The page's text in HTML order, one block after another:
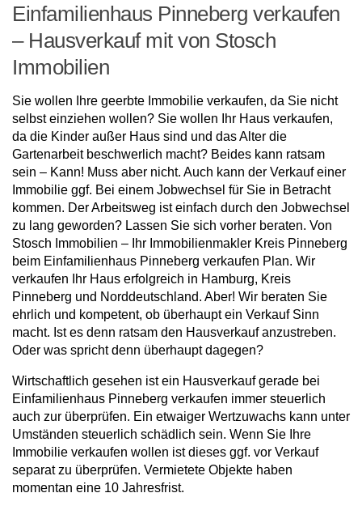
Einfamilienhaus Pinneberg verkaufen
– Hausverkauf mit von Stosch
Immobilien
Sie wollen Ihre geerbte Immobilie verkaufen, da Sie nicht
selbst einziehen wollen? Sie wollen Ihr Haus verkaufen,
da die Kinder außer Haus sind und das Alter die
Gartenarbeit beschwerlich macht? Beides kann ratsam
sein – Kann! Muss aber nicht. Auch kann der Verkauf einer
Immobilie ggf. Bei einem Jobwechsel für Sie in Betracht
kommen. Der Arbeitsweg ist einfach durch den Jobwechsel
zu lang geworden? Lassen Sie sich vorher beraten. Von
Stosch Immobilien – Ihr Immobilienmakler Kreis Pinneberg
beim Einfamilienhaus Pinneberg verkaufen Plan. Wir
verkaufen Ihr Haus erfolgreich in Hamburg, Kreis
Pinneberg und Norddeutschland. Aber! Wir beraten Sie
ehrlich und kompetent, ob überhaupt ein Verkauf Sinn
macht. Ist es denn ratsam den Hausverkauf anzustreben.
Oder was spricht denn überhaupt dagegen?
Wirtschaftlich gesehen ist ein Hausverkauf gerade bei
Einfamilienhaus Pinneberg verkaufen immer steuerlich
auch zur überprüfen. Ein etwaiger Wertzuwachs kann unter
Umständen steuerlich schädlich sein. Wenn Sie Ihre
Immobilie verkaufen wollen ist dieses ggf. vor Verkauf
separat zu überprüfen. Vermietete Objekte haben
momentan eine 10 Jahresfrist.